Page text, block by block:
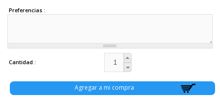
Preferencias
Cantidad